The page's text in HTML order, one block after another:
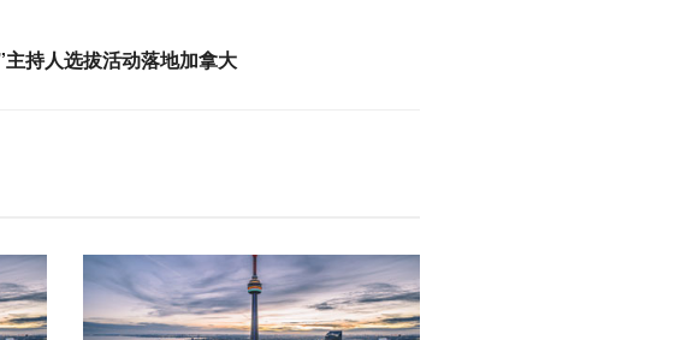
主持人选拔活动落地加拿大